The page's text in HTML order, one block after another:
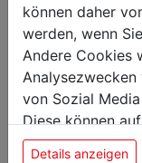
können daher
werden, wenn
Andere Cookies
von Sozial
Diese können
sie unsere
Details anzeigen